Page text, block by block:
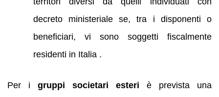
decreto ministeriale se, tra i disponenti o
beneficiari, vi sono soggetti fiscalmente
residenti in Italia .
Per i gruppi societari esteri è prevista una